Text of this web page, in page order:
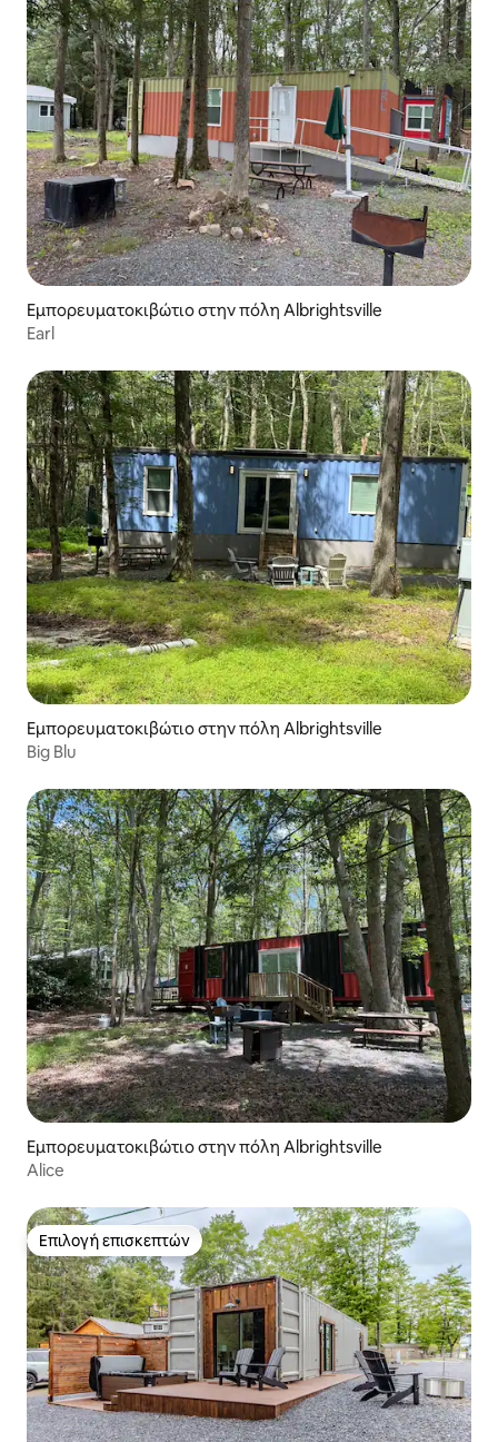
Εμπορευματοκιβώτιο στην πόλη Albrightsville
Earl
Εμπορευματοκιβώτιο στην πόλη Albrightsville
Big Blu
Εμπορευματοκιβώτιο στην πόλη Albrightsville
Alice
Επιλογή επισκεπτών
Επιλογή επισκεπτών